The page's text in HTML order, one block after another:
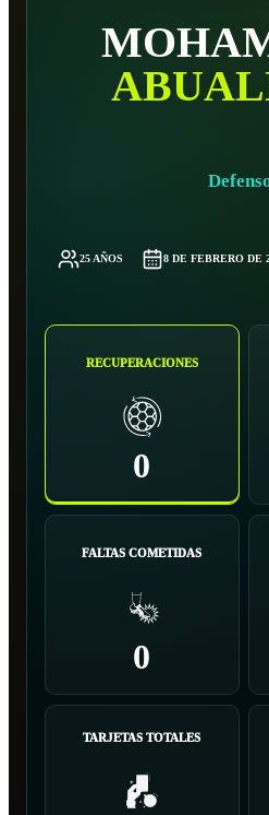
25 AÑOS 8 DE FEBRERO DE
RECUPERACIONES
0
FALTAS COMETIDAS
0
TARJETAS TOTALES